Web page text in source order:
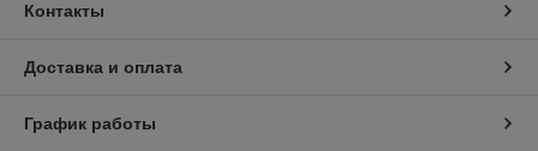
Контакты
Доставка и оплата
График работы